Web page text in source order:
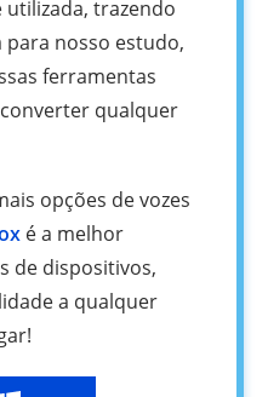
trazendo
nosso estudo,
ferramentas
qualquer
opções de vozes
é a melhor
de dispositivos,
a qualquer